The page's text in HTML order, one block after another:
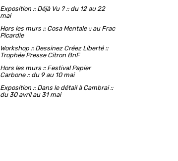
Exposition :: Déjà Vu ? :: du 12 au 22
mai
Hors les murs :: Cosa Mentale :: au Frac
Picardie
Workshop :: Dessinez Créez Liberté ::
Trophée Presse Citron BnF
Hors les murs :: Festival Papier
Carbone :: du 9 au 10 mai
Exposition :: Dans le détail à Cambrai ::
du 30 avril au 31 mai